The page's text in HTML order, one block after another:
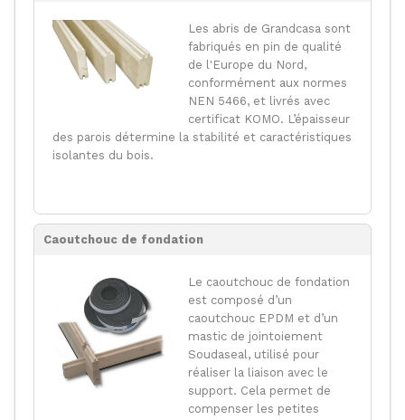
Les abris de Grandcasa sont
fabriqués en pin de qualité
de l'Europe du Nord,
conformément aux normes
NEN 5466, et livrés avec
certificat KOMO. L’épaisseur
des parois détermine la stabilité et caractéristiques
isolantes du bois.
Caoutchouc de fondation
Le caoutchouc de fondation
est composé d’un
caoutchouc EPDM et d’un
mastic de jointoiement
Soudaseal, utilisé pour
réaliser la liaison avec le
support. Cela permet de
compenser les petites